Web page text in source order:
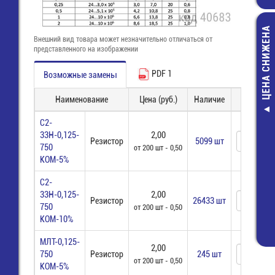
ЦЕНА СНИЖЕНА
Внешний вид товара может незначительно отличаться от
представленного на изображении
Возможные замены PDF 1
Наименование Цена (руб.) Наличие Заказ
С2-
33Н-0,125-
750
КОМ-5%
Резистор
2,00
от 200 шт - 0,50
5099 шт
С2-
33Н-0,125-
750
КОМ-10%
Резистор
2,00
от 200 шт - 0,50
26433 шт
МЛТ-0,125-
750
КОМ-5%
Резистор
2,00
от 200 шт - 0,50
245 шт